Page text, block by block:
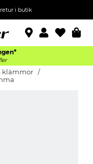
i butik
klämmor